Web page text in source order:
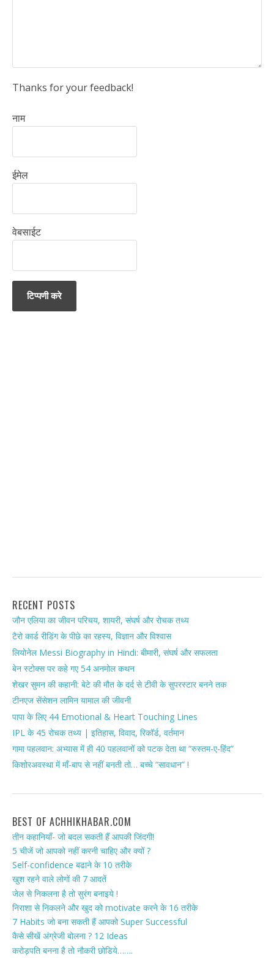
Thanks for your feedback!
नाम
ईमेल
वेबसाईट
RECENT POSTS
जौन एलिया का जीवन परिचय, शायरी, संघर्ष और रोचक तथ्य
टैरो कार्ड रीडिंग के पीछे का रहस्य, विज्ञान और विश्वास
लियोनेल Messi Biography in Hindi: बीमारी, संघर्ष और सफलता
बेन स्टोक्स पर कहे गए 54 अनमोल कथन
शेखर सुमन की कहानी: बेटे की मौत के दर्द से टीवी के सुपरस्टार बनने तक
टीनएज सेंसेशन लामिन यामाल की जीवनी
पापा के लिए 44 Emotional & Heart Touching Lines
IPL के 45 रोचक तथ्य | इतिहास, विवाद, रिकॉर्ड, वर्तमान
गामा पहलवान: अभ्यास में ही 40 पहलवानों को पटक देता था “रुस्तम-ए-हिंद”
किशोरअवस्था में माँ-बाप से नहीं बनती तो… बच्चे “सावधान” !
BEST OF ACHHIKHABAR.COM
तीन कहानियाँ- जो बदल सकती हैं आपकी जिंदगी!
5 चीजें जो आपको नहीं करनी चाहिए और क्यों ?
Self-confidence बढाने के 10 तरीके
खुश रहने वाले लोगों की 7 आदतें
जेल से निकलना है तो सुरंग बनाइये !
निराशा से निकलने और खुद को motivate करने के 16 तरीके
7 Habits जो बना सकती हैं आपको Super Successful
कैसे सीखें अंग्रेजी बोलना ? 12 Ideas
करोड़पति बनना है तो नौकरी छोडिये…….